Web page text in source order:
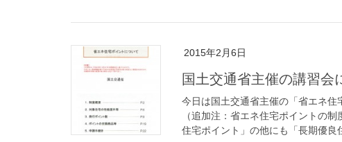
2015年2月6日
国土交通省主催の講習会
今日は国土交通省主催の「省エネ住
（追加注：省エネ住宅ポイントの
住宅ポイント」の他にも「長期優